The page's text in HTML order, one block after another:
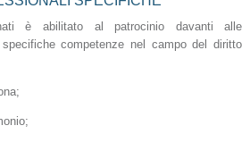
è abilitato al patrocinio davanti alle
competenze nel campo del diritto